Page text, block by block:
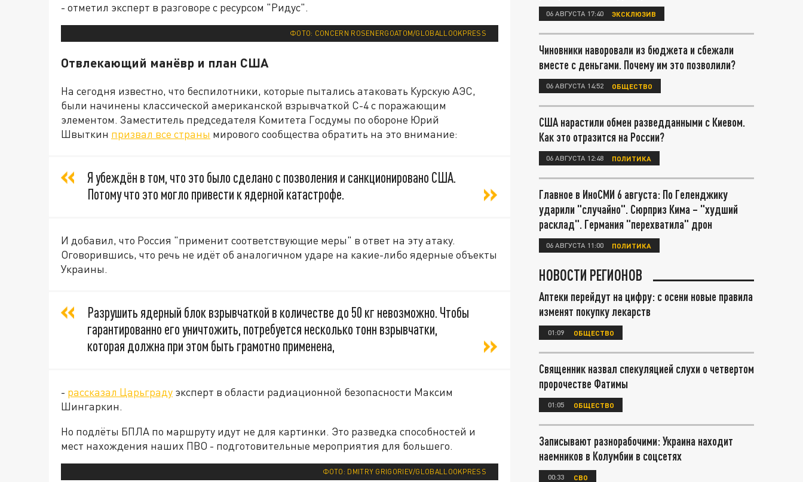
- отметил эксперт в разговоре с ресурсом "Ридус".
ФОТО: CONCERN ROSENERGOATOM/GLOBALLOOKPRESS
Отвлекающий манёвр и план США
На сегодня известно, что беспилотники, которые пытались атаковать Курскую АЭС,
были начинены классической американской взрывчаткой С-4 с поражающим
элементом. Заместитель председателя Комитета Госдумы по обороне Юрий
Швыткин призвал все страны мирового сообщества обратить на это внимание:
Я убеждён в том, что это было сделано с позволения и санкционировано США.
Потому что это могло привести к ядерной катастрофе.
И добавил, что Россия "применит соответствующие меры" в ответ на эту атаку.
Оговорившись, что речь не идёт об аналогичном ударе на какие-либо ядерные объекты
Украины.
Разрушить ядерный блок взрывчаткой в количестве до 50 кг невозможно. Чтобы
гарантированно его уничтожить, потребуется несколько тонн взрывчатки,
которая должна при этом быть грамотно применена,
- рассказал Царьграду эксперт в области радиационной безопасности Максим
Шингаркин.
Но подлёты БПЛА по маршруту идут не для картинки. Это разведка способностей и
мест нахождения наших ПВО - подготовительные мероприятия для большего.
ФОТО: DMITRY GRIGORIEV/GLOBALLOOKPRESS
06 АВГУСТА 17:40 ЭКСКЛЮЗИВ
Чиновники наворовали из бюджета и сбежали
вместе с деньгами. Почему им это позволили?
06 АВГУСТА 14:52 ОБЩЕСТВО
США нарастили обмен разведданными с Киевом.
Как это отразится на России?
06 АВГУСТА 12:48 ПОЛИТИКА
Главное в ИноСМИ 6 августа: По Геленджику
ударили "случайно". Сюрприз Кима – "худший
расклад". Германия "перехватила" дрон
06 АВГУСТА 11:00 ПОЛИТИКА
НОВОСТИ РЕГИОНОВ
Аптеки перейдут на цифру: с осени новые правила
изменят покупку лекарств
01:09 ОБЩЕСТВО
Священник назвал спекуляцией слухи о четвертом
пророчестве Фатимы
01:05 ОБЩЕСТВО
Записывают разнорабочими: Украина находит
наемников в Колумбии в соцсетях
00:33 СВО